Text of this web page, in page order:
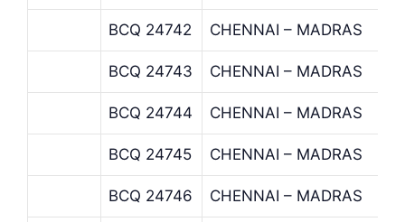
BCQ 24742 CHENNAI – MADRAS
BCQ 24743 CHENNAI – MADRAS
BCQ 24744 CHENNAI – MADRAS
BCQ 24745 CHENNAI – MADRAS
BCQ 24746 CHENNAI – MADRAS